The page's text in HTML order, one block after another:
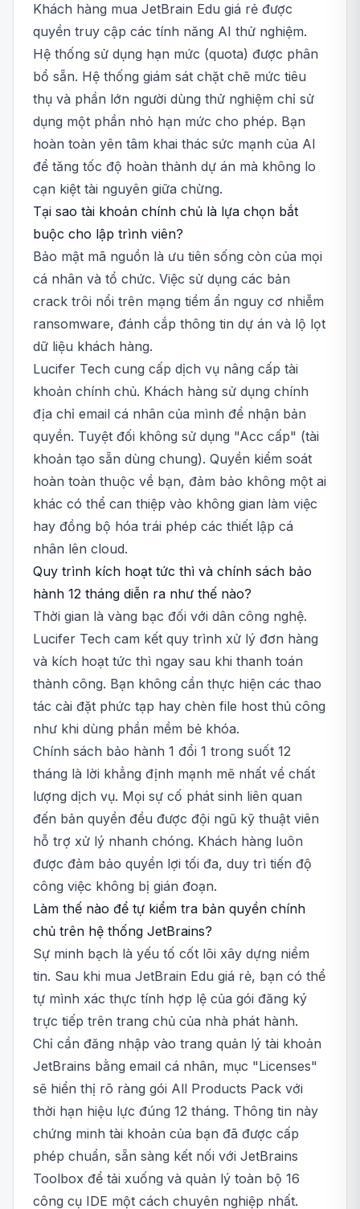
Khách hàng mua JetBrain Edu giá rẻ được
quyền truy cập các tính năng AI thử nghiệm.
Hệ thống sử dụng hạn mức (quota) được phân
bổ sẵn. Hệ thống giám sát chặt chẽ mức tiêu
thụ và phần lớn người dùng thử nghiệm chỉ sử
dụng một phần nhỏ hạn mức cho phép. Bạn
hoàn toàn yên tâm khai thác sức mạnh của AI
để tăng tốc độ hoàn thành dự án mà không lo
cạn kiệt tài nguyên giữa chừng.
Tại sao tài khoản chính chủ là lựa chọn bắt
buộc cho lập trình viên?
Bảo mật mã nguồn là ưu tiên sống còn của mọi
cá nhân và tổ chức. Việc sử dụng các bản
crack trôi nổi trên mạng tiềm ẩn nguy cơ nhiễm
ransomware, đánh cắp thông tin dự án và lộ lọt
dữ liệu khách hàng.
Lucifer Tech cung cấp dịch vụ nâng cấp tài
khoản chính chủ. Khách hàng sử dụng chính
địa chỉ email cá nhân của mình để nhận bản
quyền. Tuyệt đối không sử dụng "Acc cấp" (tài
khoản tạo sẵn dùng chung). Quyền kiểm soát
hoàn toàn thuộc về bạn, đảm bảo không một ai
khác có thể can thiệp vào không gian làm việc
hay đồng bộ hóa trái phép các thiết lập cá
nhân lên cloud.
Quy trình kích hoạt tức thì và chính sách bảo
hành 12 tháng diễn ra như thế nào?
Thời gian là vàng bạc đối với dân công nghệ.
Lucifer Tech cam kết quy trình xử lý đơn hàng
và kích hoạt tức thì ngay sau khi thanh toán
thành công. Bạn không cần thực hiện các thao
tác cài đặt phức tạp hay chèn file host thủ công
như khi dùng phần mềm bẻ khóa.
Chính sách bảo hành 1 đổi 1 trong suốt 12
tháng là lời khẳng định mạnh mẽ nhất về chất
lượng dịch vụ. Mọi sự cố phát sinh liên quan
đến bản quyền đều được đội ngũ kỹ thuật viên
hỗ trợ xử lý nhanh chóng. Khách hàng luôn
được đảm bảo quyền lợi tối đa, duy trì tiến độ
công việc không bị gián đoạn.
Làm thế nào để tự kiểm tra bản quyền chính
chủ trên hệ thống JetBrains?
Sự minh bạch là yếu tố cốt lõi xây dựng niềm
tin. Sau khi mua JetBrain Edu giá rẻ, bạn có thể
tự mình xác thực tính hợp lệ của gói đăng ký
trực tiếp trên trang chủ của nhà phát hành.
Chỉ cần đăng nhập vào trang quản lý tài khoản
JetBrains bằng email cá nhân, mục "Licenses"
sẽ hiển thị rõ ràng gói All Products Pack với
thời hạn hiệu lực đúng 12 tháng. Thông tin này
chứng minh tài khoản của bạn đã được cấp
phép chuẩn, sẵn sàng kết nối với JetBrains
Toolbox để tải xuống và quản lý toàn bộ 16
công cụ IDE một cách chuyên nghiệp nhất.